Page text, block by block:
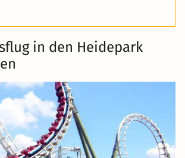
in den Heidepark